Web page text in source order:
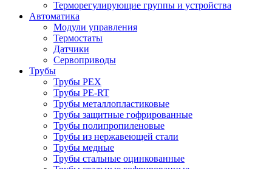
Терморегулирующие группы и устройства
Автоматика
Модули управления
Термостаты
Датчики
Сервоприводы
Трубы
Трубы PEX
Трубы PE-RT
Трубы металлопластиковые
Трубы защитные гофрированные
Трубы полипропиленовые
Трубы из нержавеющей стали
Трубы медные
Трубы стальные оцинкованные